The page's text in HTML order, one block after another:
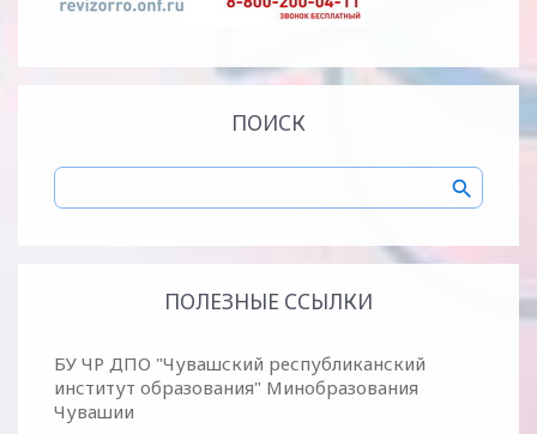
ПОИСК
ПОЛЕЗНЫЕ ССЫЛКИ
БУ ЧР ДПО "Чувашский республиканский
институт образования" Минобразования
Чувашии